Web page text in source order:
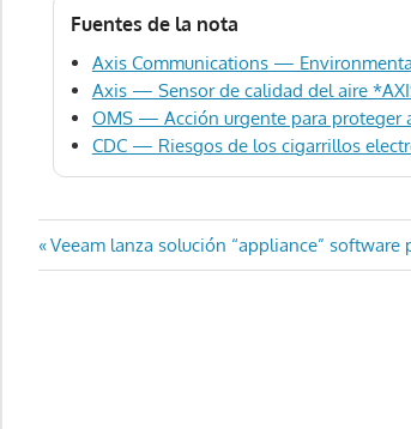
Fuentes de la nota
Axis Communications —
Axis — Sensor de calidad del aire
OMS — Acción urgente para proteger
CDC — Riesgos de los cigarrillos
Navegación
Entrada
anterior:
Veeam lanza solución “appliance” software